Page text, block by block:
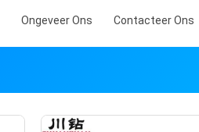
Ongeveer Ons Contacteer Ons